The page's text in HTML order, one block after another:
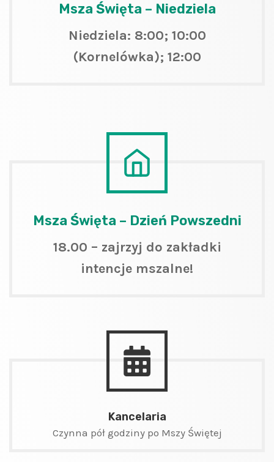
Msza Święta – Niedziela
Niedziela: 8:00; 10:00
(Kornelówka); 12:00
Msza Święta – Dzień Powszedni
18.00 – zajrzyj do zakładki
intencje mszalne!
Kancelaria
Czynna pół godziny po Mszy Świętej